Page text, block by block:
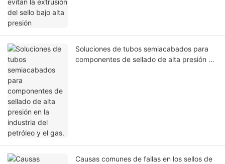
Soluciones de tubos semiacabados para
componentes de sellado de alta presión en
Causas comunes de fallas en los sellos de